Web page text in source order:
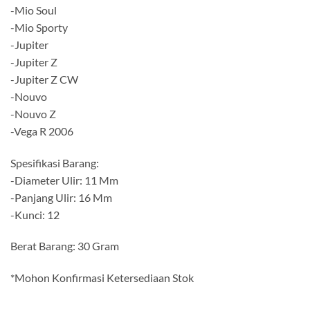
-Mio Soul
-Mio Sporty
-Jupiter
-Jupiter Z
-Jupiter Z CW
-Nouvo
-Nouvo Z
-Vega R 2006
Spesifikasi Barang:
-Diameter Ulir: 11 Mm
-Panjang Ulir: 16 Mm
-Kunci: 12
Berat Barang: 30 Gram
*Mohon Konfirmasi Ketersediaan Stok